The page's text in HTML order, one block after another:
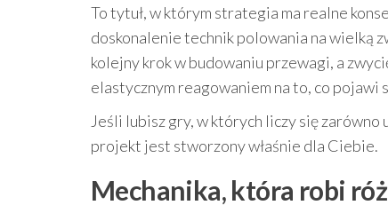
To tytuł, w którym strategia ma realne
doskonalenie technik polowania na wielką
kolejny krok w budowaniu przewagi, a
elastycznym reagowaniem na to, co pojawi
Jeśli lubisz gry, w których liczy się
projekt jest stworzony właśnie dla Ciebie.
Mechanika, która robi